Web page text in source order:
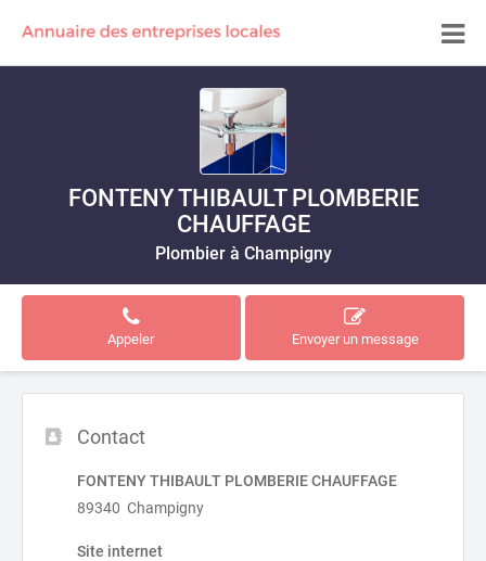
FONTENY THIBAULT PLOMBERIE
CHAUFFAGE
Plombier à Champigny
Appeler Envoyer un message
Contact
FONTENY THIBAULT PLOMBERIE CHAUFFAGE
89340 Champigny
Site internet